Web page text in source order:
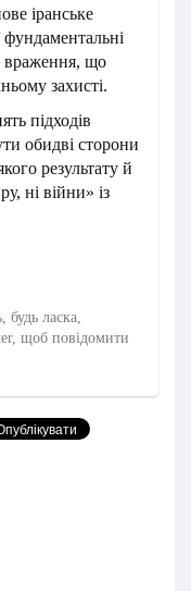
іранське
враження, що
захисті.
підходів
обидві сторони
результату й
ні війни» із
ласка,
щоб повідомити